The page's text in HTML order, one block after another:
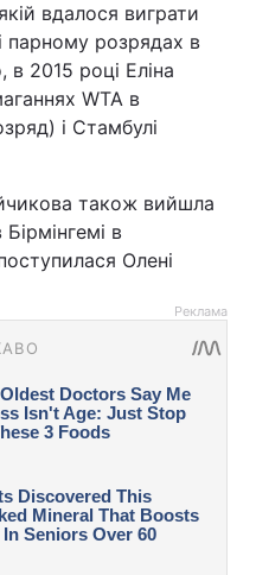
вдалося виграти
парному розрядах в
2015 році Еліна
WTA в
і Стамбулі
також вийшла
в
Олені
Реклама